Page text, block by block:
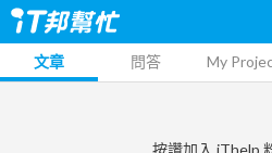
文章 問答 My
按讚加入 iThelp